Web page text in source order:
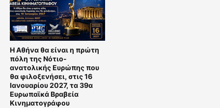
Η Αθήνα θα είναι η πρώτη
πόλη της Νότιο-
ανατολικής Ευρώπης που
θα φιλοξενήσει, στις 16
Ιανουαρίου 2027, τα 39α
Ευρωπαϊκά Βραβεία
Κινηματογράφου